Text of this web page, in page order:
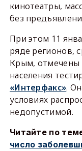
кинотеатры,
без
При этом 11
ряде регионов,
Крым, отмечены
населения
«Интерфакс».
условиях
недопустимой.
Читайте по
число